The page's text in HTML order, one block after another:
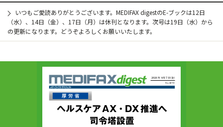
いつもご愛読ありがとうございます。MEDIFAX digestのE-ブックは12日
（水）、14日（金）、17日（月）は休刊となります。次号は19日（水）から
の更新になります。どうぞよろしくお願いいたします。